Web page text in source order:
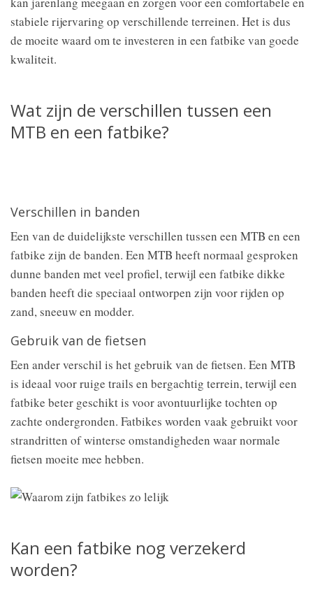
stabiele rijervaring op verschillende terreinen. Het is dus
de moeite waard om te investeren in een fatbike van goede
kwaliteit.
Wat zijn de verschillen tussen een
MTB en een fatbike?
Verschillen in banden
Een van de duidelijkste verschillen tussen een MTB en een
fatbike zijn de banden. Een MTB heeft normaal gesproken
dunne banden met veel profiel, terwijl een fatbike dikke
banden heeft die speciaal ontworpen zijn voor rijden op
zand, sneeuw en modder.
Gebruik van de fietsen
Een ander verschil is het gebruik van de fietsen. Een MTB
is ideaal voor ruige trails en bergachtig terrein, terwijl een
fatbike beter geschikt is voor avontuurlijke tochten op
zachte ondergronden. Fatbikes worden vaak gebruikt voor
strandritten of winterse omstandigheden waar normale
fietsen moeite mee hebben.
Kan een fatbike nog verzekerd
worden?